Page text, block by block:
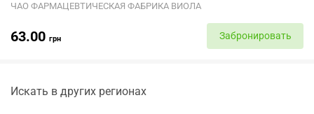
ЧАО ФАРМАЦЕВТИЧЕСКАЯ ФАБРИКА ВИОЛА
63.00 грн Забронировать
Искать в других регионах